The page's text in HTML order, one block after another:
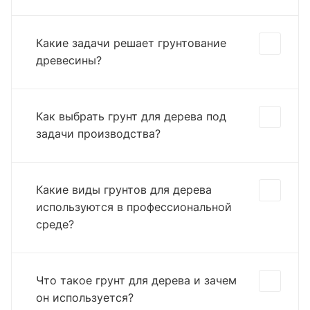
Какие задачи решает грунтование
древесины?
Как выбрать грунт для дерева под
задачи производства?
Какие виды грунтов для дерева
используются в профессиональной
среде?
Что такое грунт для дерева и зачем
он используется?